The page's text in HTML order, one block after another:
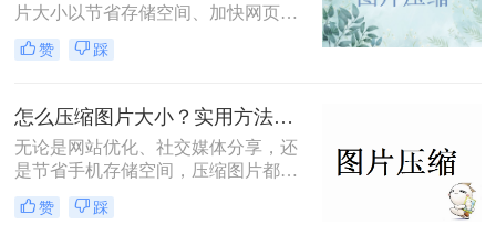
片大小以节省存储空间、加快网页加
载速度或方便文件传输。那么怎么压
缩图片大小呢？本文将介绍三种压缩
片压缩。
赞 踩
怎么压缩图片大小？实用方法分享（覆盖6种场景+参数优化+避坑技巧）！
无论是网站优化、社交媒体分享，还
是节省手机存储空间，压缩图片都是
刚需。那么怎么压缩图片大小呢？本
文从零基础小白到技术开发者，系统
赞 踩